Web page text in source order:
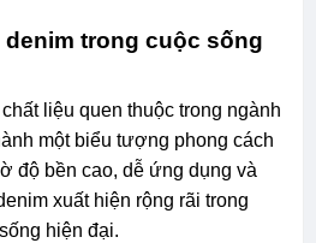
trong cuộc sống
liệu quen thuộc trong ngành
một biểu tượng phong cách
độ bền cao, dễ ứng dụng và
xuất hiện rộng rãi trong
hiện đại.